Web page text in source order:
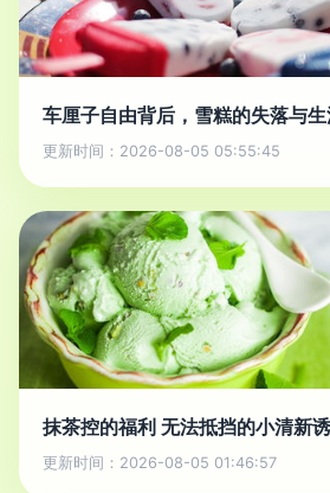
车厘子自由背后，雪糕的失落与
更新时间：2026-08-05 05:55:45
抹茶控的福利 无法抵挡的小清
更新时间：2026-08-05 01:46:57